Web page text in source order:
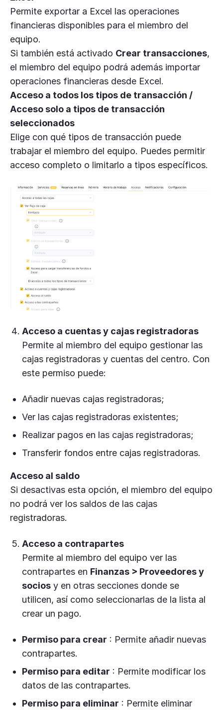
Permite exportar a Excel las operaciones
financieras disponibles para el miembro del
equipo.
Si también está activado Crear transacciones,
el miembro del equipo podrá además importar
operaciones financieras desde Excel.
Acceso a todos los tipos de transacción /
Acceso solo a tipos de transacción
seleccionados
Elige con qué tipos de transacción puede
trabajar el miembro del equipo. Puedes permitir
acceso completo o limitarlo a tipos específicos.
Acceso a cuentas y cajas registradoras
Permite al miembro del equipo gestionar las
cajas registradoras y cuentas del centro. Con
este permiso puede:
Añadir nuevas cajas registradoras;
Ver las cajas registradoras existentes;
Realizar pagos en las cajas registradoras;
Transferir fondos entre cajas registradoras.
Acceso al saldo
Si desactivas esta opción, el miembro del equipo
no podrá ver los saldos de las cajas
registradoras.
Acceso a contrapartes
Permite al miembro del equipo ver las
contrapartes en Finanzas > Proveedores y
socios y en otras secciones donde se
utilicen, así como seleccionarlas de la lista al
crear un pago.
Permiso para crear : Permite añadir nuevas
contrapartes.
Permiso para editar : Permite modificar los
datos de las contrapartes.
Permiso para eliminar : Permite eliminar